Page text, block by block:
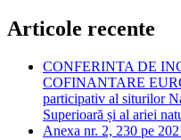
Articole recente
CONFERINTA DE
COFINANTARE
participativ al siturilor
Superioară și al ariei
Anexa nr. 2, 230 pe